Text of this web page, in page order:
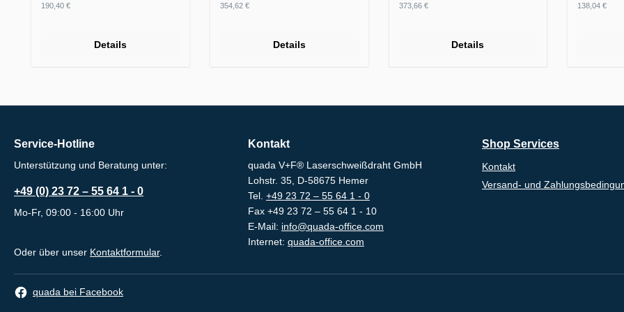
190,40 €
Details
354,62 €
Details
373,66 €
Details
138,04 €
Service-Hotline
Unterstützung und Beratung unter:
+49 (0) 23 72 – 55 64 1 - 0
Mo-Fr, 09:00 - 16:00 Uhr
Oder über unser Kontaktformular.
Kontakt
quada V+F® Laserschweißdraht GmbH
Lohstr. 35, D-58675 Hemer
Tel. +49 23 72 – 55 64 1 - 0
Fax +49 23 72 – 55 64 1 - 10
E-Mail: info@quada-office.com
Internet: quada-office.com
Shop Services
Kontakt
Versand- und
quada bei Facebook